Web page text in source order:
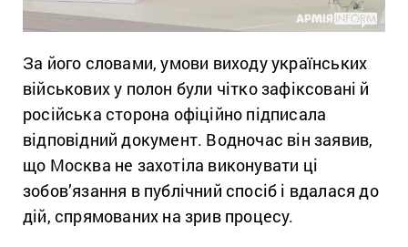
За його словами, умови виходу українських
військових у полон були чітко зафіксовані й
російська сторона офіційно підписала
відповідний документ. Водночас він заявив,
що Москва не захотіла виконувати ці
зобов’язання в публічний спосіб і вдалася до
дій, спрямованих на зрив процесу.